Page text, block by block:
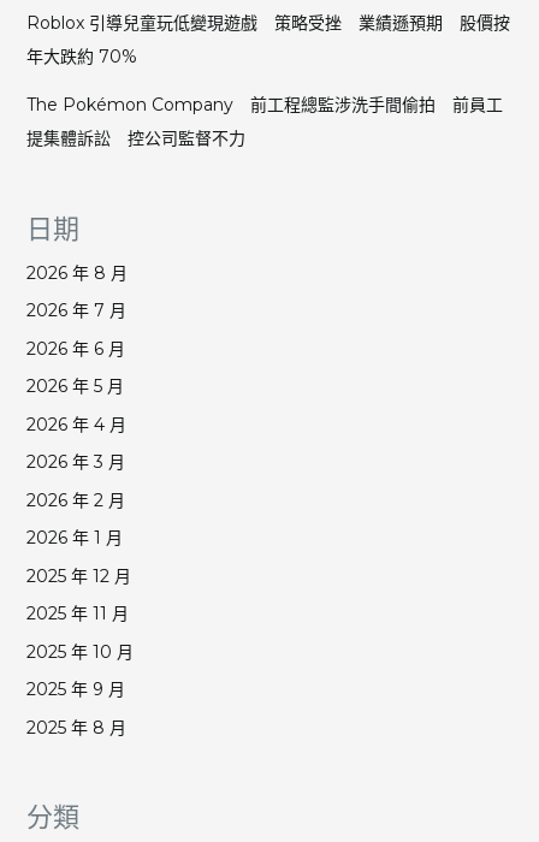
Roblox 引導兒童玩低變現遊戲 策略受挫 業績遜預期 股價按
年大跌約 70%
The Pokémon Company 前工程總監涉洗手間偷拍 前員工
提集體訴訟 控公司監督不力
日期
2026 年 8 月
2026 年 7 月
2026 年 6 月
2026 年 5 月
2026 年 4 月
2026 年 3 月
2026 年 2 月
2026 年 1 月
2025 年 12 月
2025 年 11 月
2025 年 10 月
2025 年 9 月
2025 年 8 月
分類